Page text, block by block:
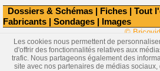
Dossiers & Schémas | Fiches | Tout
Fabricants | Sondages | Images
©
Les cookies nous permettent de
d'offrir des fonctionnalités relatives aux
trafic. Nous partageons également des
site avec nos partenaires de médias